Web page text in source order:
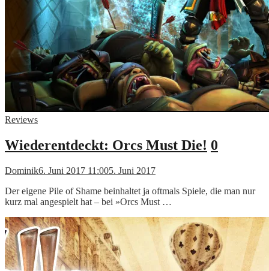
Reviews
Wiederentdeckt: Orcs Must Die! 0
Dominik6. Juni 2017 11:005. Juni 2017
Der eigene Pile of Shame beinhaltet ja oftmals Spiele, die man nur
kurz mal angespielt hat – bei »Orcs Must …